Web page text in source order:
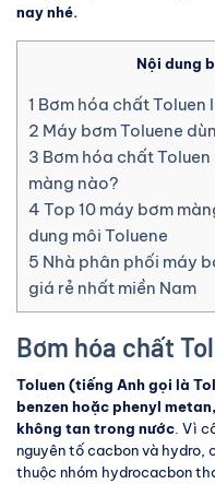
nay nhé.
Nội dung
1 Bơm hóa chất Toluen
2 Máy bơm Toluene
3 Bơm hóa chất
màng nào?
4 Top 10 máy bơm
dung môi Toluene
5 Nhà phân phối máy
giá rẻ nhất miền Nam
Bơm hóa chất
Toluen (tiếng Anh gọi là
benzen hoặc phenyl
không tan trong nước . Vì
nguyên tố cacbon và hydro,
thuộc nhóm hydrocacbon